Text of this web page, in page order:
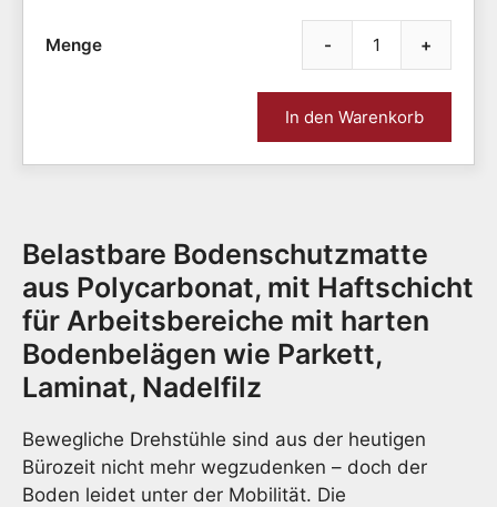
- +
In den Warenkorb
Belastbare Bodenschutzmatte
aus Polycarbonat, mit Haftschicht
für Arbeitsbereiche mit harten
Bodenbelägen wie Parkett,
Laminat, Nadelfilz
Bewegliche Drehstühle sind aus der heutigen
Bürozeit nicht mehr wegzudenken – doch der
Boden leidet unter der Mobilität. Die